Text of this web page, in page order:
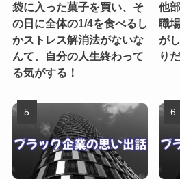
袋に入った菓子を買い、そ
の日に全体の1/4を食べるし
かストレス解消法がないな
んて、自分の人生終わって
る気がする！
他
職
が
り